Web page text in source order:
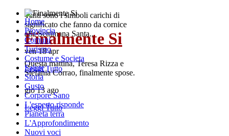
Tanti sono i simboli carichi di
significato che fanno da cornice
alla Settimana Santa...
ven 18 apr
Leggi Tutto
Finalmente Si
Questa mattina, Teresa Rizza e
Stefania Corrao, finalmente spose.
gio 13 ago
Leggi Tutto
Home
Provincia
Comuni
Turismo
Costume e Societa
Salute
Storia
Gusto
Corpore Sano
L'esperto risponde
Pianeta terra
L'Approfondimento
Nuovi voci